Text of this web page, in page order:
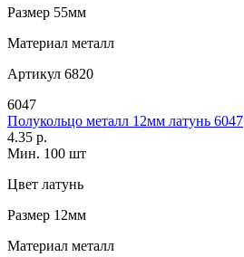
Размер 55мм
Материал металл
Артикул 6820
6047
Полукольцо металл 12мм латунь 6047
4.35 р.
Мин. 100 шт
Цвет латунь
Размер 12мм
Материал металл